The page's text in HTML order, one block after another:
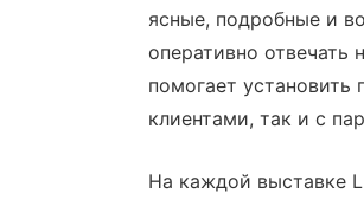
ясные, подробные и
оперативно отвечать
помогает
клиентами, так и с
На каждой выставке